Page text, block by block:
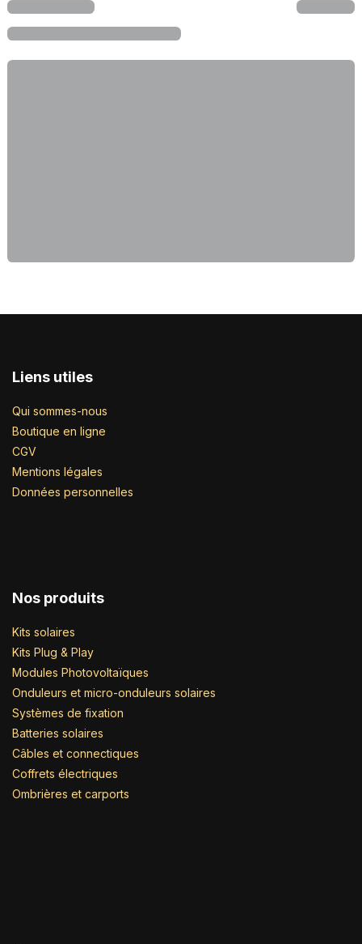
Liens utiles
Qui sommes-nous
Boutique en ligne
CGV
Mentions légales
Données personnelles
Nos produits
Kits solaires
Kits Plug & Play
Modules Photovoltaïques
Onduleurs et micro-onduleurs solaires
Systèmes de fixation
Batteries solaires
Câbles et connectiques
Coffrets électriques
Ombrières et carports